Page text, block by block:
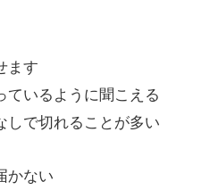
ます
ているように聞こえる
しで切れることが多い
かない